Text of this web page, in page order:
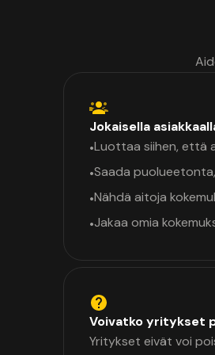
Jokaisella
•Luottaa siihen, että
•Saada
•Nähdä aitoja
•Jakaa omia
Voivatko yritykset
Yritykset eivät voi